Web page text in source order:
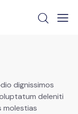
dignissimos
deleniti